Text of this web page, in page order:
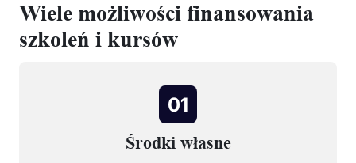
Wiele możliwości finansowania
szkoleń i kursów
01
Środki własne